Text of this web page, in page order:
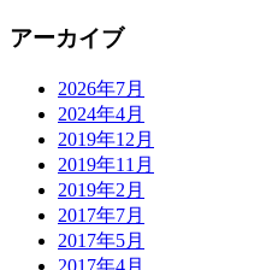
アーカイブ
2026年7月
2024年4月
2019年12月
2019年11月
2019年2月
2017年7月
2017年5月